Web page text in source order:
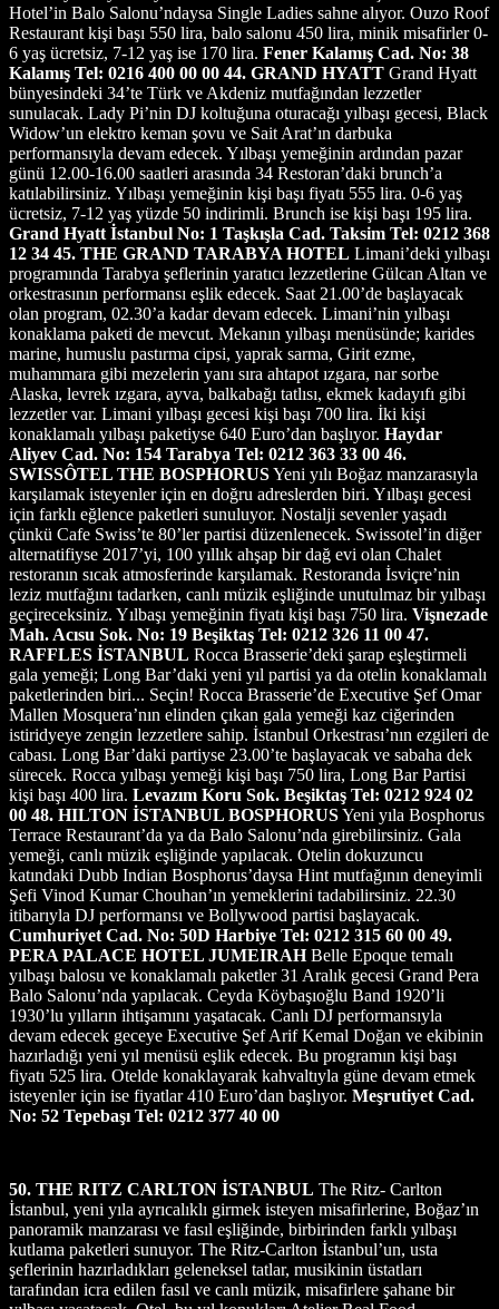
Hotel’in Balo Salonu’ndaysa Single Ladies sahne alıyor. Ouzo Roof
Restaurant kişi başı 550 lira, balo salonu 450 lira, minik misafirler 0-
6 yaş ücretsiz, 7-12 yaş ise 170 lira. Fener Kalamış Cad. No: 38
Kalamış Tel: 0216 400 00 00 44. GRAND HYATT Grand Hyatt
bünyesindeki 34’te Türk ve Akdeniz mutfağından lezzetler
sunulacak. Lady Pi’nin DJ koltuğuna oturacağı yılbaşı gecesi, Black
Widow’un elektro keman şovu ve Sait Arat’ın darbuka
performansıyla devam edecek. Yılbaşı yemeğinin ardından pazar
günü 12.00-16.00 saatleri arasında 34 Restoran’daki brunch’a
katılabilirsiniz. Yılbaşı yemeğinin kişi başı fiyatı 555 lira. 0-6 yaş
ücretsiz, 7-12 yaş yüzde 50 indirimli. Brunch ise kişi başı 195 lira.
Grand Hyatt İstanbul No: 1 Taşkışla Cad. Taksim Tel: 0212 368
12 34 45. THE GRAND TARABYA HOTEL Limani’deki yılbaşı
programında Tarabya şeflerinin yaratıcı lezzetlerine Gülcan Altan ve
orkestrasının performansı eşlik edecek. Saat 21.00’de başlayacak
olan program, 02.30’a kadar devam edecek. Limani’nin yılbaşı
konaklama paketi de mevcut. Mekanın yılbaşı menüsünde; karides
marine, humuslu pastırma cipsi, yaprak sarma, Girit ezme,
muhammara gibi mezelerin yanı sıra ahtapot ızgara, nar sorbe
Alaska, levrek ızgara, ayva, balkabağı tatlısı, ekmek kadayıfı gibi
lezzetler var. Limani yılbaşı gecesi kişi başı 700 lira. İki kişi
konaklamalı yılbaşı paketiyse 640 Euro’dan başlıyor. Haydar
Aliyev Cad. No: 154 Tarabya Tel: 0212 363 33 00 46.
SWISSÔTEL THE BOSPHORUSYeni yılı Boğaz manzarasıyla
karşılamak isteyenler için en doğru adreslerden biri. Yılbaşı gecesi
için farklı eğlence paketleri sunuluyor. Nostalji sevenler yaşadı
çünkü Cafe Swiss’te 80’ler partisi düzenlenecek. Swissotel’in diğer
alternatifiyse 2017’yi, 100 yıllık ahşap bir dağ evi olan Chalet
restoranın sıcak atmosferinde karşılamak. Restoranda İsviçre’nin
leziz mutfağını tadarken, canlı müzik eşliğinde unutulmaz bir yılbaşı
geçireceksiniz. Yılbaşı yemeğinin fiyatı kişi başı 750 lira. Vişnezade
Mah. Acısu Sok. No: 19 Beşiktaş Tel: 0212 326 11 00 47.
RAFFLES İSTANBUL Rocca Brasserie’deki şarap eşleştirmeli
gala yemeği; Long Bar’daki yeni yıl partisi ya da otelin konaklamalı
paketlerinden biri... Seçin! Rocca Brasserie’de Executive Şef Omar
Mallen Mosquera’nın elinden çıkan gala yemeği kaz ciğerinden
istiridyeye zengin lezzetlere sahip. İstanbul Orkestrası’nın ezgileri de
cabası. Long Bar’daki partiyse 23.00’te başlayacak ve sabaha dek
sürecek. Rocca yılbaşı yemeği kişi başı 750 lira, Long Bar Partisi
kişi başı 400 lira. Levazım Koru Sok. Beşiktaş Tel: 0212 924 02
00 48. HILTON İSTANBUL BOSPHORUSYeni yıla Bosphorus
Terrace Restaurant’da ya da Balo Salonu’nda girebilirsiniz. Gala
yemeği, canlı müzik eşliğinde yapılacak. Otelin dokuzuncu
katındaki Dubb Indian Bosphorus’daysa Hint mutfağının deneyimli
Şefi Vinod Kumar Chouhan’ın yemeklerini tadabilirsiniz. 22.30
itibarıyla DJ performansı ve Bollywood partisi başlayacak.
Cumhuriyet Cad. No: 50D Harbiye Tel: 0212 315 60 00 49.
PERA PALACE HOTEL JUMEIRAHBelle Epoque temalı
yılbaşı balosu ve konaklamalı paketler 31 Aralık gecesi Grand Pera
Balo Salonu’nda yapılacak. Ceyda Köybaşıoğlu Band 1920’li
1930’lu yılların ihtişamını yaşatacak. Canlı DJ performansıyla
devam edecek geceye Executive Şef Arif Kemal Doğan ve ekibinin
hazırladığı yeni yıl menüsü eşlik edecek. Bu programın kişi başı
fiyatı 525 lira. Otelde konaklayarak kahvaltıyla güne devam etmek
isteyenler için ise fiyatlar 410 Euro’dan başlıyor. Meşrutiyet Cad.
No: 52 Tepebaşı Tel: 0212 377 40 00
50. THE RITZ CARLTON İSTANBUL The Ritz- Carlton
İstanbul, yeni yıla ayrıcalıklı girmek isteyen misafirlerine, Boğaz’ın
panoramik manzarası ve fasıl eşliğinde, birbirinden farklı yılbaşı
kutlama paketleri sunuyor. The Ritz-Carlton İstanbul’un, usta
şeflerinin hazırladıkları geleneksel tatlar, musikinin üstatları
tarafından icra edilen fasıl ve canlı müzik, misafirlere şahane bir